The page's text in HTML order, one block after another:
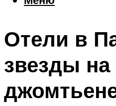
Шоппинг
Меню
Отели в
звезды на